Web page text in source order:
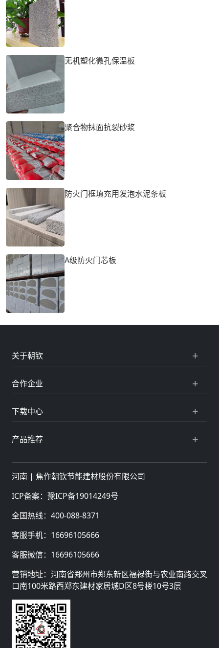
无机塑化微孔保温板
聚合物抹面抗裂砂浆
防火门框填充用发泡水泥条板
A级防火门芯板
关于朝钦
合作企业
下载中心
产品推荐
河南 | 焦作朝钦节能建材股份有限公司
ICP备案： 豫ICP备19014249号
全国热线： 400-088-8371
客服手机： 16696105666
客服微信： 16696105666
营销地址：河南省郑州市郑东新区福禄街与农业南路交叉
口南100米路西郑东建材家居城D区8号楼10号3层